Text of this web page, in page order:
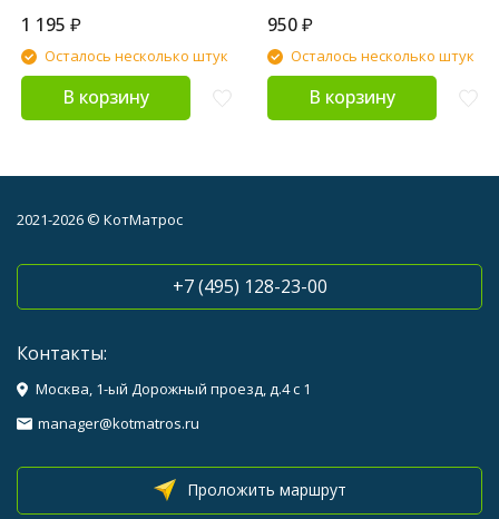
1 195 ₽
Осталось несколько штук
В корзину
950₽
Осталось несколько штук
В корзину
2021-2026 © КотМатрос
+7 (495) 128-23-00
Контакты:
Москва, 1-ый Дорожный проезд, д.4 с 1
manager@kotmatros.ru
Проложить маршрут